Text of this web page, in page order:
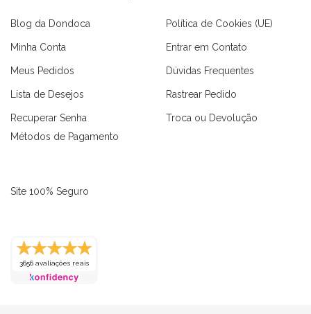
Macaquinhos
Blog da Dondoca
Minha Conta
Meus Pedidos
Lista de Desejos
Recuperar Senha
Política de Cookies (UE)
Entrar em Contato
Dúvidas Frequentes
Rastrear Pedido
Troca ou Devolução
Métodos de Pagamento
Site 100% Seguro
3656 avaliações reais